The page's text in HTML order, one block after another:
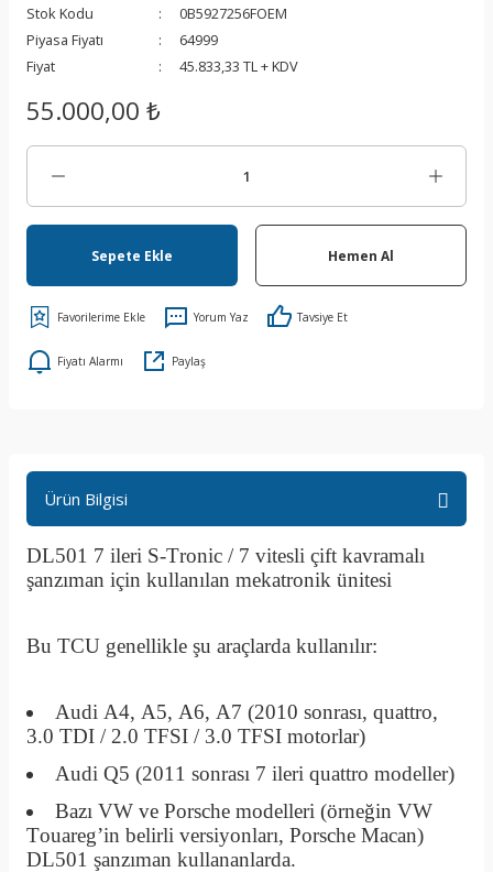
Stok Kodu
0B5927256FOEM
Piyasa Fiyatı
64999
Fiyat
45.833,33 TL + KDV
55.000,00 ₺
Sepete Ekle Hemen Al
Yorum Yaz Tavsiye Et
Fiyatı Alarmı Paylaş
Ürün Bilgisi
DL501 7 ileri S-Tronic / 7 vitesli çift kavramalı
şanzıman için kullanılan mekatronik ünitesi
Bu TCU genellikle şu araçlarda kullanılır:
Audi A4, A5, A6, A7 (2010 sonrası, quattro,
3.0 TDI / 2.0 TFSI / 3.0 TFSI motorlar)
Audi Q5 (2011 sonrası 7 ileri quattro modeller)
Bazı VW ve Porsche modelleri (örneğin VW
Touareg’in belirli versiyonları, Porsche Macan)
DL501 şanzıman kullananlarda.